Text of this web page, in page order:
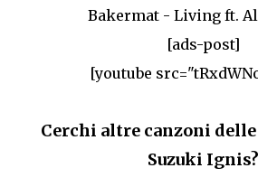
Bakermat - Living ft.
[ads-post]
[youtube
Cerchi altre canzoni
Suzuki Ignis?